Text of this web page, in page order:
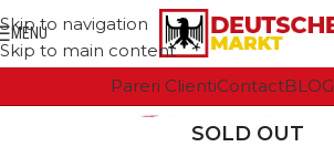
Skip to navigation
Skip to main content
MENU
Pareri ClientiContactBLOG
SOLD OUT